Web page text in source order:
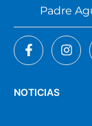
NOTICIAS
Padre